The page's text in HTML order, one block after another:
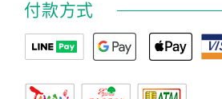
付款方式